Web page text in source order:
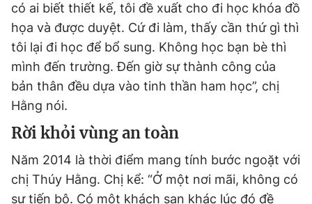
có ai biết thiết kế, tôi đề xuất cho đi học khóa đồ
họa và được duyệt. Cứ đi làm, thấy cần thứ gì thì
tôi lại đi học để bổ sung. Không học bạn bè thì
mình đến trường. Đến giờ sự thành công của
bản thân đều dựa vào tinh thần ham học”, chị
Hằng nói.
Rời khỏi vùng an toàn
Năm 2014 là thời điểm mang tính bước ngoặt với
chị Thúy Hằng. Chị kể: “Ở một nơi mãi, không có
sự tiến bộ. Có một khách sạn khác lúc đó đề